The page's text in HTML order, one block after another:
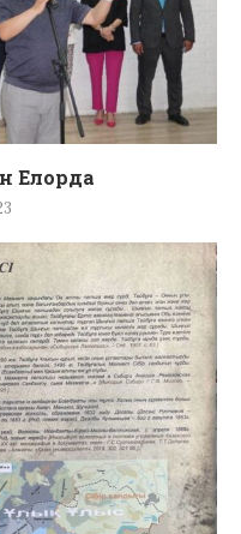
Елорда